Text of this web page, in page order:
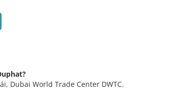
Dubai World Trade Center DWTC.